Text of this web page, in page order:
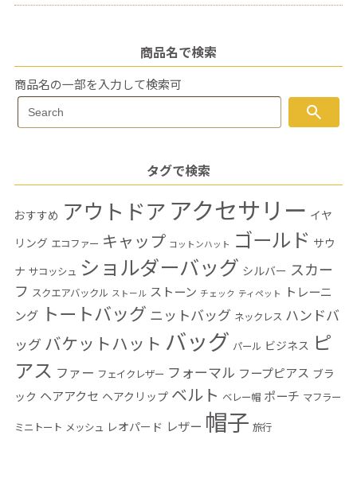
商品名で検索
商品名の一部を入力して検索可
Search
for:
search
タグで検索
おすすめ アウトドア アクセサリー イヤ
リング エコファー キャップ コットンハット ゴールド サウ
ナ サコッシュ ショルダーバッグ シルバー スカー
フ スクエアバックル ストール ストーン チェック ティペット
トレーニ
ング トートバッグ ニットバッグ ネックレス ハンドバ
ッグ バケットハット バッグ パール ビジネス ピ
アス ファー フェイクレザー フォーマル フープピアス ブラ
ック ヘアアクセ ヘアクリップ ベルト ベレー帽 ポーチ マフラー
ミニトート メッシュ レオパード レザー 帽子 旅行